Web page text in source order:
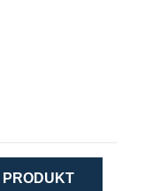
PRODUKT